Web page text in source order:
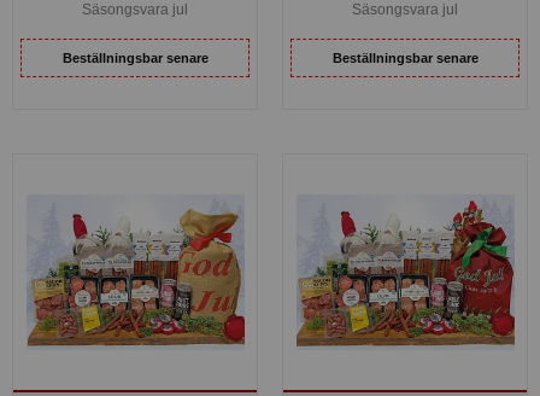
Säsongsvara jul
Beställningsbar senare
Säsongsvara jul
Beställningsbar senare